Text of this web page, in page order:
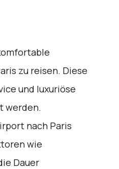
zu reisen. Diese
und luxuriöse
werden.
nach Paris
wie
Dauer